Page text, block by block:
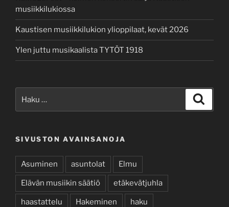
musiikkilukiossa
Kaustisen musiikkilukion ylioppilaat, kevät 2026
Ylen juttu musikaalista TYTÖT 1918
SIVUSTON AVAINSANOJA
Asuminen asuntolat Elmu
Elävän musiikin säätiö etäkevätjuhla
haastattelu Hakeminen haku